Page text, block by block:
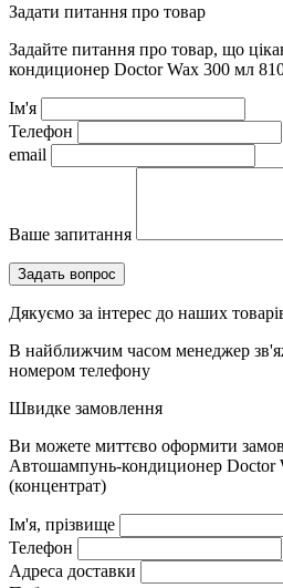
Задати питання про товар
Задайте питання про товар, що
кондиционер Doctor Wax 300 мл
Ім'я
Телефон
email
Ваше запитання
Дякуємо за інтерес до наших
В найближчим часом менеджер
номером телефону
Швидке замовлення
Ви можете миттєво оформити
Автошампунь-кондиционер Doctor
(концентрат)
Ім'я, прізвище
Телефон
Адреса доставки